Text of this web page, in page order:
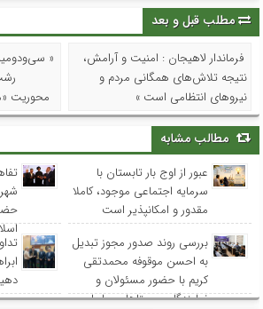
مطلب قبل و بعد
فرماندار لاهیجان : امنیت و آرامش،
نتیجه تلاش‌های همگانی مردم و
نیروهای انتظامی است »
«
محوریت
مطالب مشابه
عبور از اوج بار تابستان با
سرمایه اجتماعی موجود، کاملا
مقدور و امکانپذیر است
بررسی روند صدور مجوز تبدیل
به احسن موقوفه محمدتقی
کریم با حضور مسئولان و
نمایندگان روستاهای ساحلی